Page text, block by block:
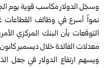
وسجّل الدولار مكاسب قوية يوم
نمواً أسرع في وظائف القطاعات
التوقعات بأن البنك المركزي
معدلات الفائدة خلال ديسمبر
ويسهم ارتفاع الدولار في جعل